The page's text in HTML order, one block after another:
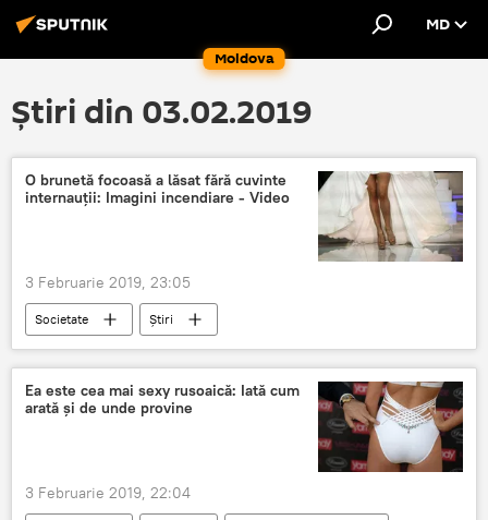
Moldova
MD
Știri din 03.02.2019
O brunetă focoasă a lăsat fără cuvinte
internauții: Imagini incendiare - Video
3 Februarie 2019, 23:05
Societate Știri
Ea este cea mai sexy rusoaică: Iată cum
arată și de unde provine
3 Februarie 2019, 22:04